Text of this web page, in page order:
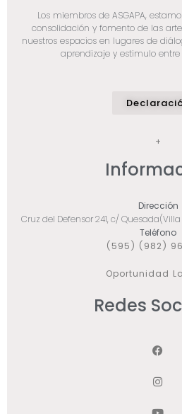
Los miembros de ASGAPA,
consolidación y fomento de las
nuestros espacios en lugares de
aprendizaje y estimulo
+
Dirección
Cruz del Defensor 241, c/
Teléfono
(595) (982)
Oportunidad
Redes